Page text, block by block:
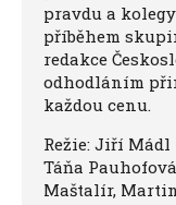
pravdu a
příběhem
redakce
odhodláním
každou cenu.
Režie: Jiří Mádl
Táňa
Maštalír,